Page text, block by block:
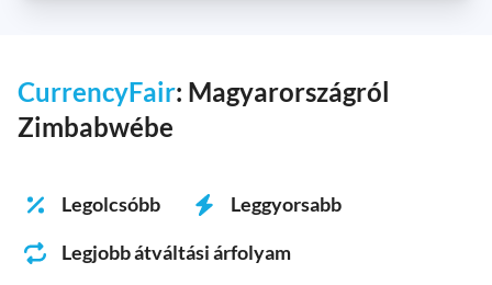
CurrencyFair: Magyarországról
Zimbabwébe
Legolcsóbb
Leggyorsabb
Legjobb átváltási árfolyam